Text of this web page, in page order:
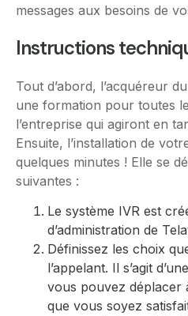
messages aux besoins de
Instructions
Tout d’abord, l’acquéreur
une formation pour toutes
l’entreprise qui agiront en
Ensuite, l’installation de
quelques minutes ! Elle se
suivantes :
Le système IVR est
d’administration de
Définissez les choix
l’appelant. Il s’agit
vous pouvez déplacer
que vous soyez